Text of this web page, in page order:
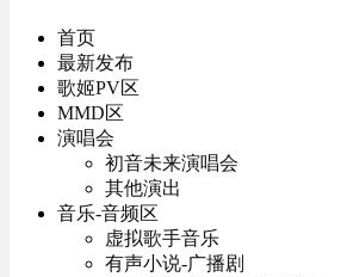
首页
最新发布
歌姬PV区
MMD区
演唱会
初音未来演唱会
其他演出
音乐-音频区
虚拟歌手音乐
有声小说-广播剧